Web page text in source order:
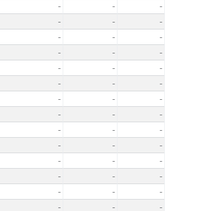
- -
-
- -
-
- -
-
- -
-
- -
-
- -
-
- -
-
- -
-
- -
-
- -
-
- -
-
- -
-
- -
-
- -
-